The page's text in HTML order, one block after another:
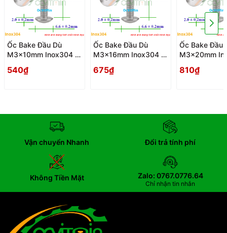
Ốc Bake Đầu Dù
M3x10mm Inox304 -
540₫
Ốc Bake Đầu Dù
M3x16mm Inox304 -
675₫
Ốc Bake Đầu
M3x20mm
810₫
Vận chuyển Nhanh Đổi trả tính phí
Không Tiền Mặt Zalo: 0767.0776.64
Chỉ nhận tin nhắn